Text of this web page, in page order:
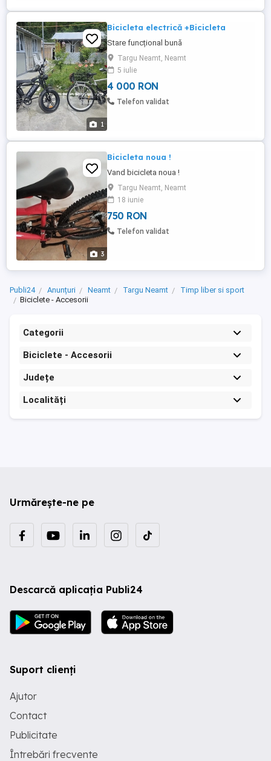
1
Bicicleta electrică +Bicicleta
Stare funcțional bună
Targu Neamt, Neamt
5 iulie
4 000 RON
Telefon validat
3
Bicicleta noua !
Vand bicicleta noua !
Targu Neamt, Neamt
18 iunie
750 RON
Telefon validat
Publi24 Anunțuri Neamt Targu Neamt
Timp liber si sport
Biciclete - Accesorii
Categorii
Biciclete - Accesorii
Județe
Localități
Urmărește-ne pe
Descarcă aplicația Publi24
Suport clienți
Ajutor
Contact
Publicitate
Întrebări frecvente